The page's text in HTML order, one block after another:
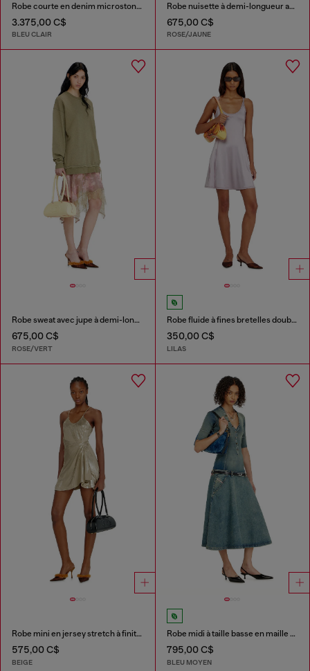
Robe courte en denim microstone devoré
3.375,00 C$
BLEU CLAIR
Robe nuisette à demi-longueur avec imprimé fleuri et bordure en dentelle
675,00 C$
ROSE/JAUNE
Robe sweat avec jupe à demi-longueur en chiffon et dentelle
675,00 C$
ROSE/VERT
Robe fluide à fines bretelles doubles
350,00 C$
LILAS
Robe mini en jersey stretch à finition métallisée
575,00 C$
BEIGE
Robe midi à taille basse en maille et denim
795,00 C$
BLEU MOYEN